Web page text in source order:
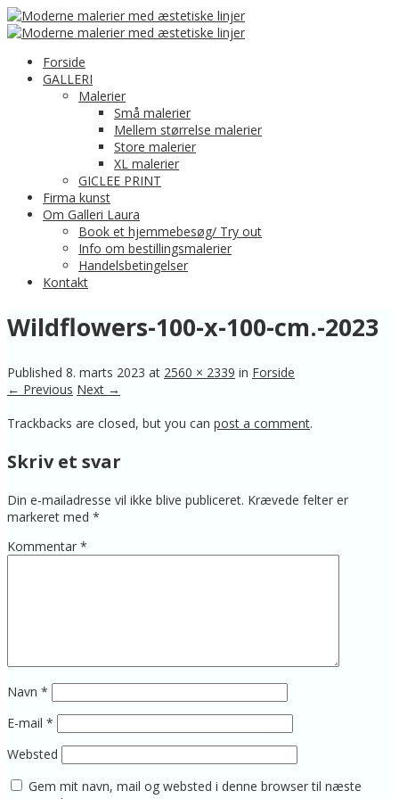
Forside
GALLERI
Malerier
Små malerier
Mellem størrelse malerier
Store malerier
XL malerier
GICLEE PRINT
Firma kunst
Om Galleri Laura
Book et hjemmebesøg/ Try out
Info om bestillingsmalerier
Handelsbetingelser
Kontakt
Wildflowers-100-x-100-cm.-2023
Published 8. marts 2023 at 2560 × 2339 in Forside
← Previous Next →
Trackbacks are closed, but you can post a comment.
Skriv et svar
Din e-mailadresse vil ikke blive publiceret. Krævede felter er
markeret med *
Kommentar *
Navn *
E-mail *
Websted
Gem mit navn, mail og websted i denne browser til næste